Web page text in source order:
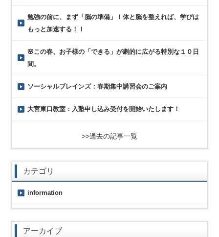
勉強の前に、まず「脳の準備」！体と脳を整えれば、学びは
もっと加速する！！
🌸この春、お子様の「できる」が劇的に広がる特別な１０日
間。
ソーシャルブレインズ：春期集中講習会のご案内
大宮東口教室：入塾申し込み受付を開始いたします！
>>過去の記事一覧
カテゴリ
information
アーカイブ